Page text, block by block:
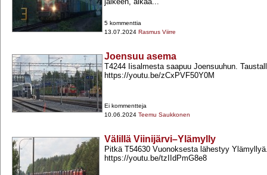
5 kommenttia
13.07.2024 Rasmus Viirre
Joensuu asema
T4244 Iisalmesta saapuu Joensuuhun.
https://youtu.be/zCxPVF50Y0M
Ei kommentteja
10.06.2024 Teemu Saukkonen
Välillä Viinijärvi–Ylämylly
Pitkä T54630 Vuonoksesta lähestyy
https://youtu.be/tzIIdPmG8e8